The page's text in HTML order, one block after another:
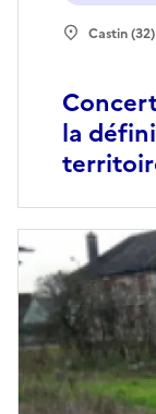
la
Castin (32)